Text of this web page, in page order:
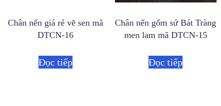
Chân nến giá rẻ vẽ sen mã
DTCN-16
Đọc tiếp
Chân nến gốm sứ Bát Tràng
men lam mã DTCN-15
Đọc tiếp